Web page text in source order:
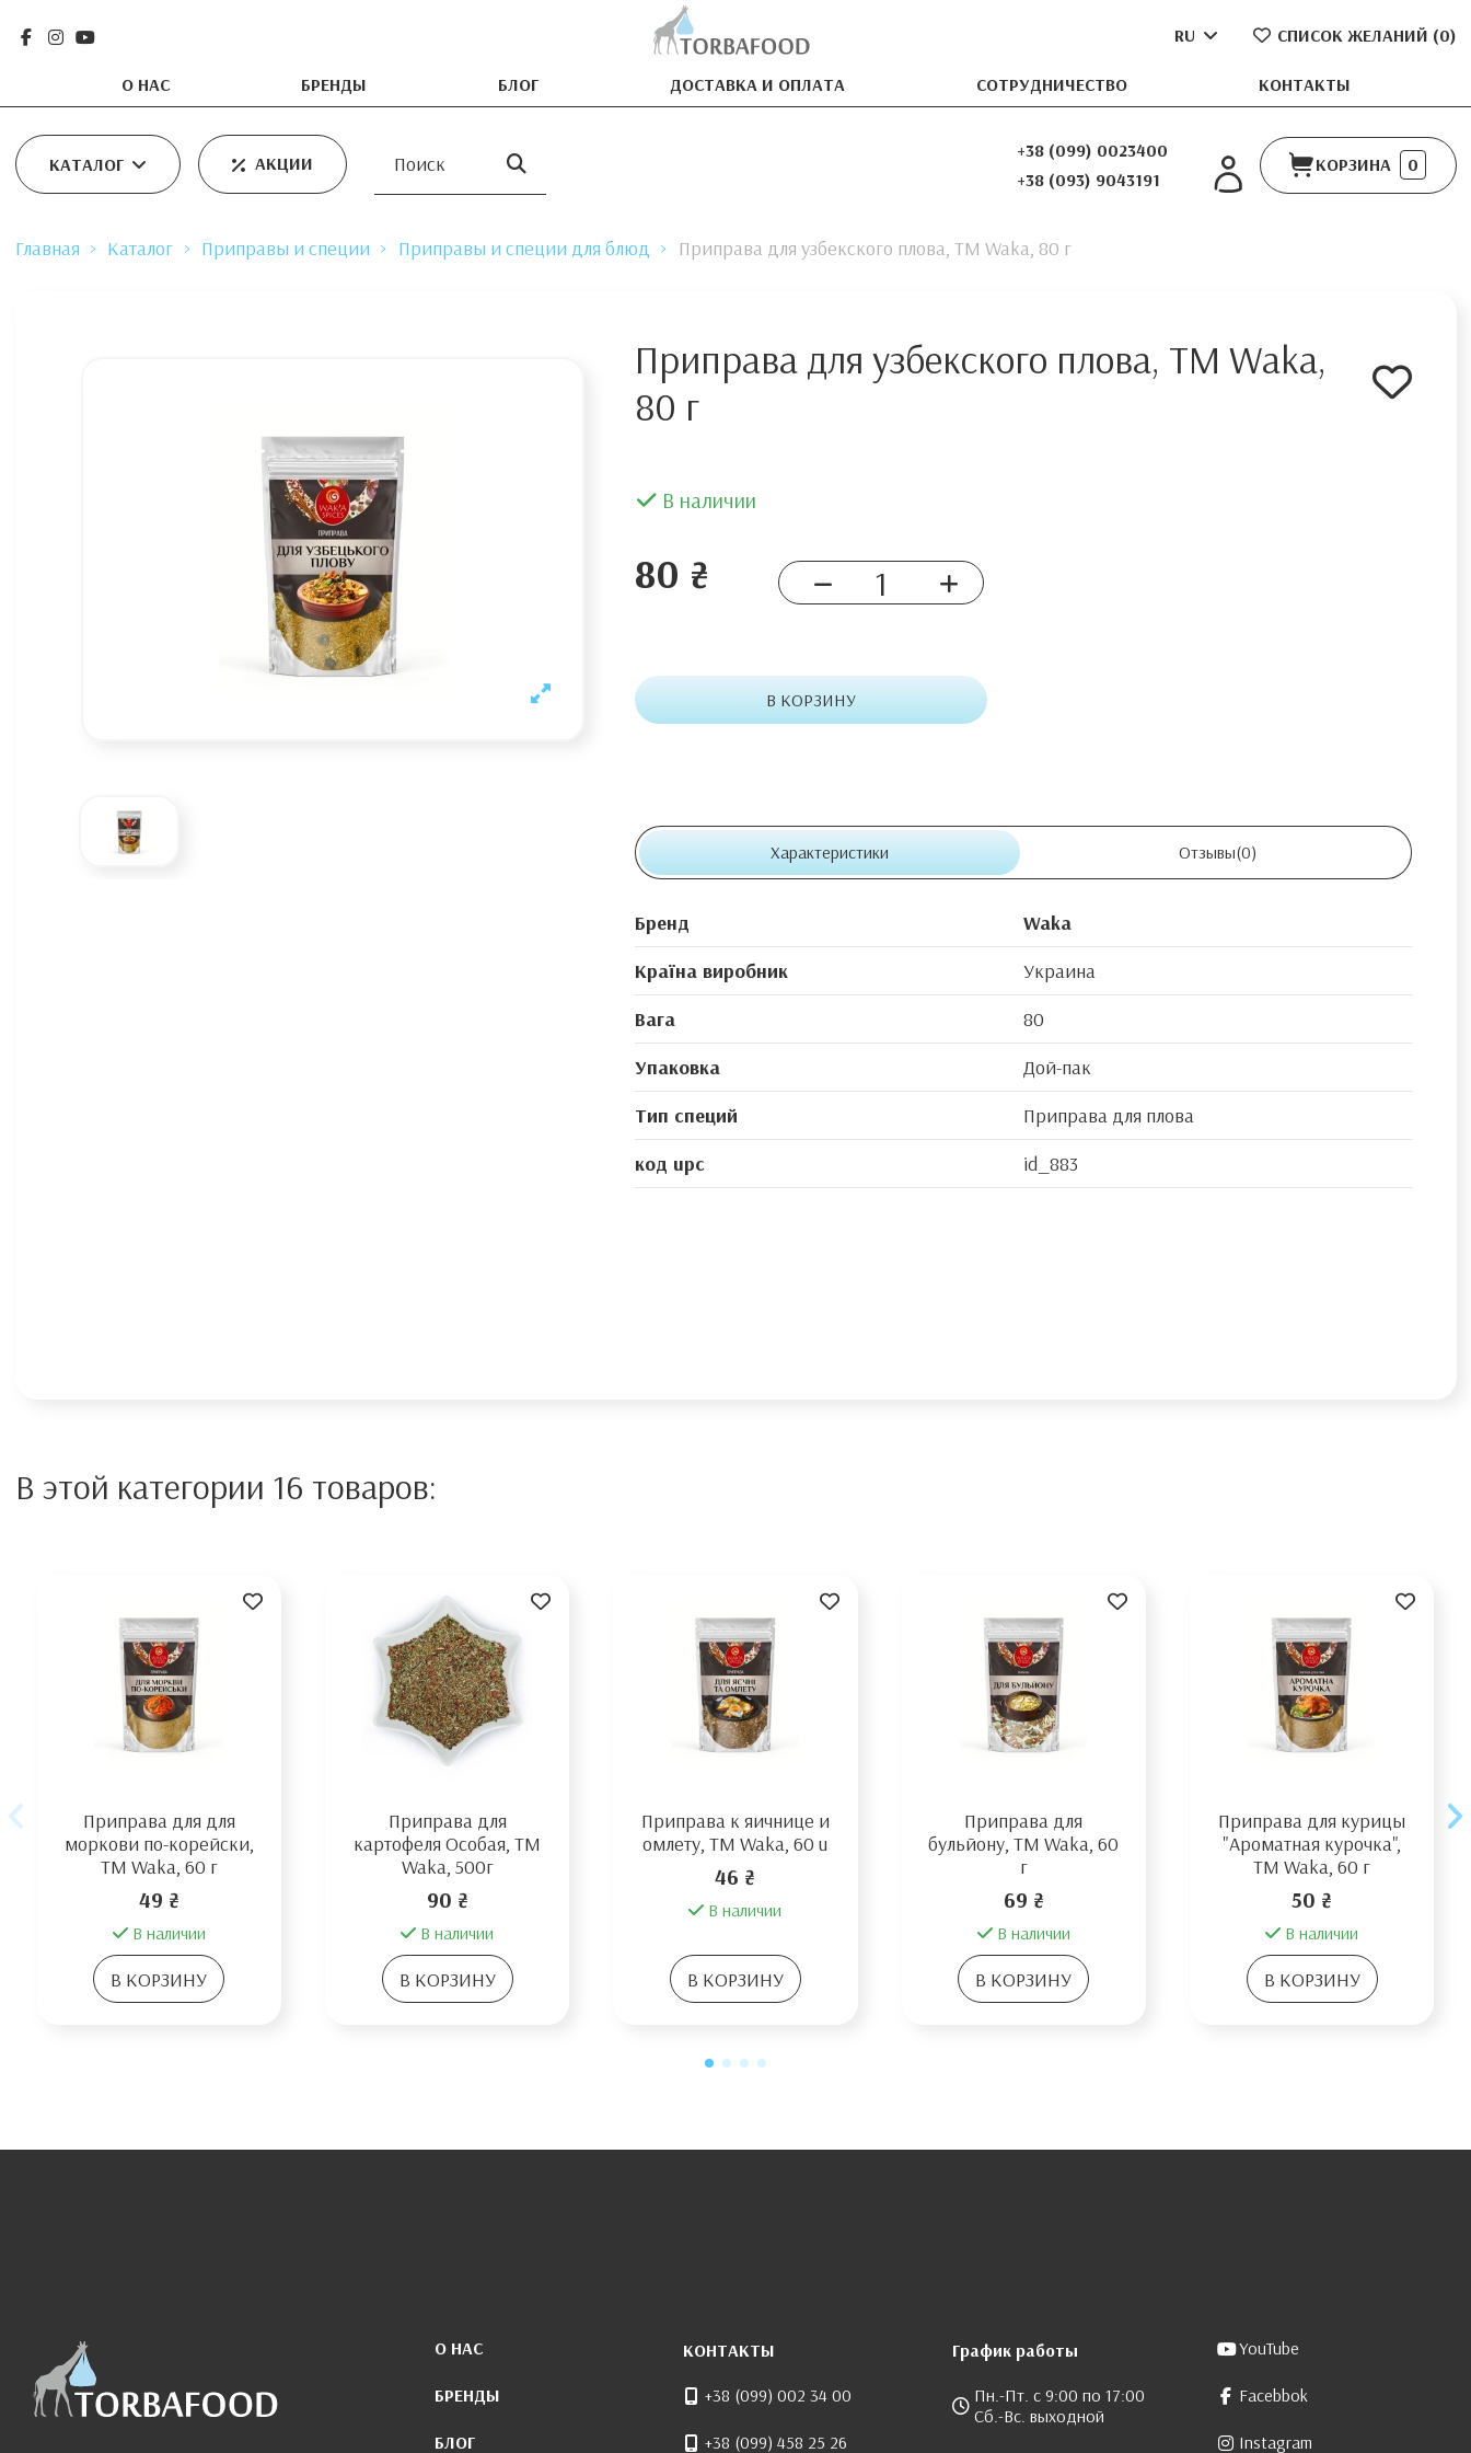
О НАС БРЕНДЫ БЛОГ ДОСТАВКА И ОПЛАТА СОТРУДНИЧЕСТВО КОНТАКТЫ
RU СПИСОК ЖЕЛАНИЙ (0)
КАТАЛОГ АКЦИИ
+38 (099) 0023400
+38 (093) 9043191
КОРЗИНА 0
Главная Каталог Приправы и специи Приправы и специи для блюд Приправа для узбекского плова, ТМ Waka, 80 г
Приправа для узбекского плова, ТМ Waka,
80 г
В наличии
80 ₴
В КОРЗИНУ
Характеристики Отзывы(0)
Бренд
Waka
Країна виробник
Украина
Вага
80
Упаковка
Дой-пак
Тип специй
Приправа для плова
код upc
id_883
В этой категории 16 товаров:
Приправа для для
моркови по-корейски,
ТМ Waka, 60 г
49 ₴
В наличии
В КОРЗИНУ
Приправа для
картофеля Особая, ТМ
Waka, 500г
90 ₴
В наличии
В КОРЗИНУ
Приправа к яичнице и
омлету, ТМ Waka, 60 u
46 ₴
В наличии
В КОРЗИНУ
Приправа для
бульйону, ТМ Waka, 60
г
69 ₴
В наличии
В КОРЗИНУ
Приправа для курицы
"Ароматная курочка",
ТМ Waka, 60 г
50 ₴
В наличии
В КОРЗИНУ
О НАС
БРЕНДЫ
БЛОГ
КОНТАКТЫ
+38 (099) 002 34 00
+38 (099) 458 25 26
График работы
Пн.-Пт. с 9:00 по 17:00
Сб.-Вс. выходной
YouTube
Facebbok
Instagram